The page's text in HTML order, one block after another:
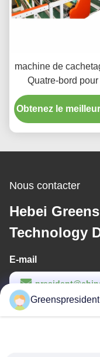
machine de
Quatre-bord pour
machine de
de plafond de
Obtenez le
Nous contacter
Hebei
Technology
E-mail
Temps de travail
Greenspresident